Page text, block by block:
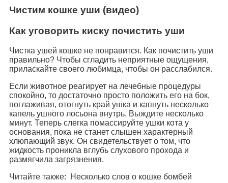
Чистим кошке уши (видео)
Как уговорить киску почистить уши
Чистка ушей кошке не понравится. Как почистить уши
правильно? Чтобы сгладить неприятные ощущения,
приласкайте своего любимца, чтобы он расслабился.
Если животное реагирует на лечебные процедуры
спокойно, то достаточно просто положить его на бок,
поглаживая, отогнуть край ушка и капнуть несколько
капель ушного лосьона внутрь. Выждите несколько
минут. Теперь слегка помассируйте ушки кота у
основания, пока не станет слышен характерный
хлюпающий звук. Он свидетельствует о том, что
жидкость проникла вглубь слухового прохода и
размягчила загрязнения.
Читайте также: Несколько слов о кошке бомбей